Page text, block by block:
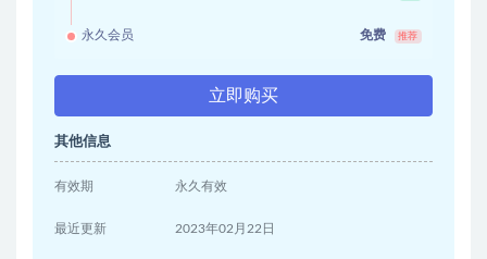
永久会员 免费 推荐
立即购买
其他信息
有效期 永久有效
最近更新 2023年02月22日